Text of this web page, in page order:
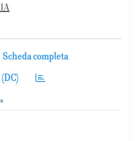
Scheda completa